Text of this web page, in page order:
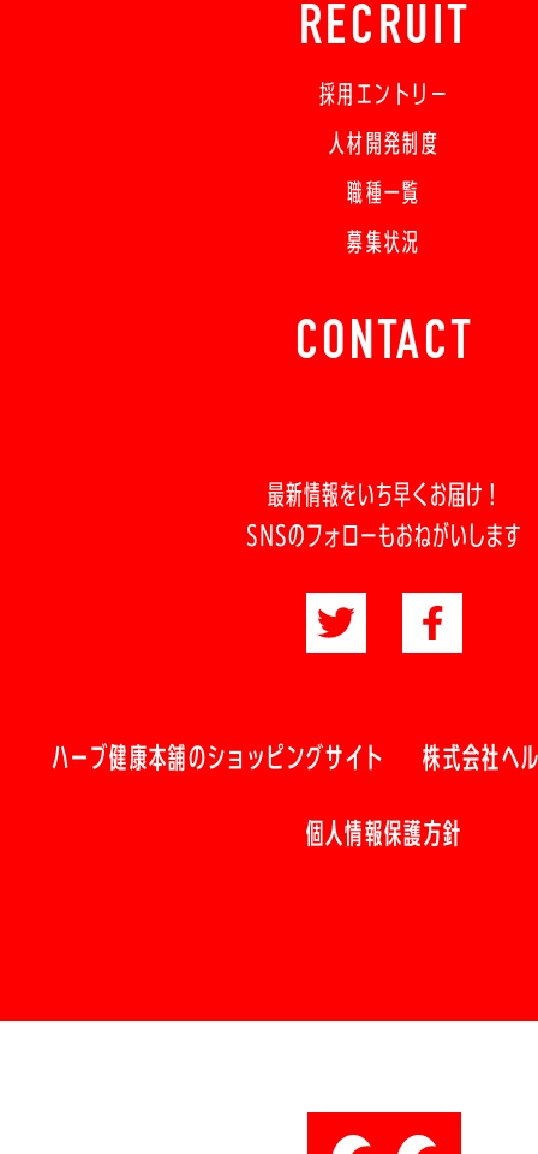
RECRUIT
採用エントリー
人材開発制度
職種一覧
募集状況
CONTACT
最新情報をいち早くお届け！
SNSのフォローもおねがいします
ハーブ健康本舗のショッピングサイト 株式会社ヘ
個人情報保護方針